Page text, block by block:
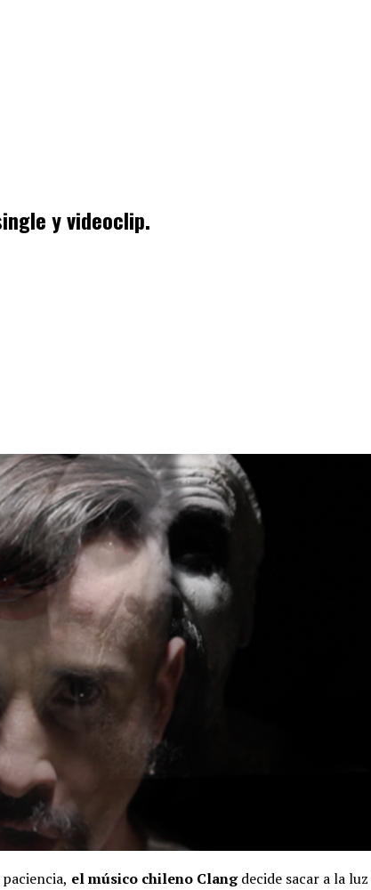
y videoclip.
el músico chileno Clangdecide sacar a la luz